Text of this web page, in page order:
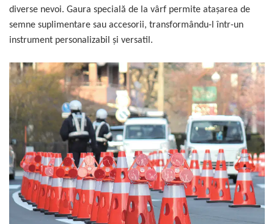
diverse nevoi. Gaura specială de la vârf permite atașarea de
semne suplimentare sau accesorii, transformându-l într-un
instrument personalizabil și versatil.